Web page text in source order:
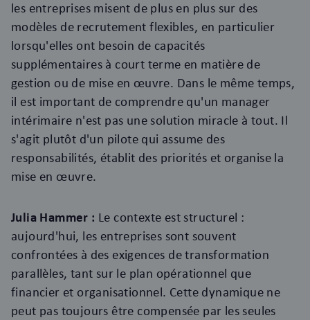
les entreprises misent de plus en plus sur des
modèles de recrutement flexibles, en particulier
lorsqu'elles ont besoin de capacités
supplémentaires à court terme en matière de
gestion ou de mise en œuvre. Dans le même temps,
il est important de comprendre qu'un manager
intérimaire n'est pas une solution miracle à tout. Il
s'agit plutôt d'un pilote qui assume des
responsabilités, établit des priorités et organise la
mise en œuvre.
Julia Hammer : Le contexte est structurel :
aujourd'hui, les entreprises sont souvent
confrontées à des exigences de transformation
parallèles, tant sur le plan opérationnel que
financier et organisationnel. Cette dynamique ne
peut pas toujours être compensée par les seules